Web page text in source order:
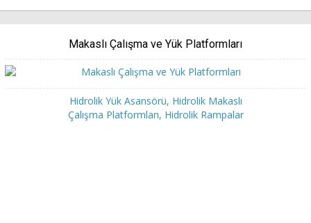
Makaslı Çalışma ve Yük Platformları
Hidrolik Yük Asansörü, Hidrolik Makaslı
Çalışma Platformları, Hidrolik Rampalar